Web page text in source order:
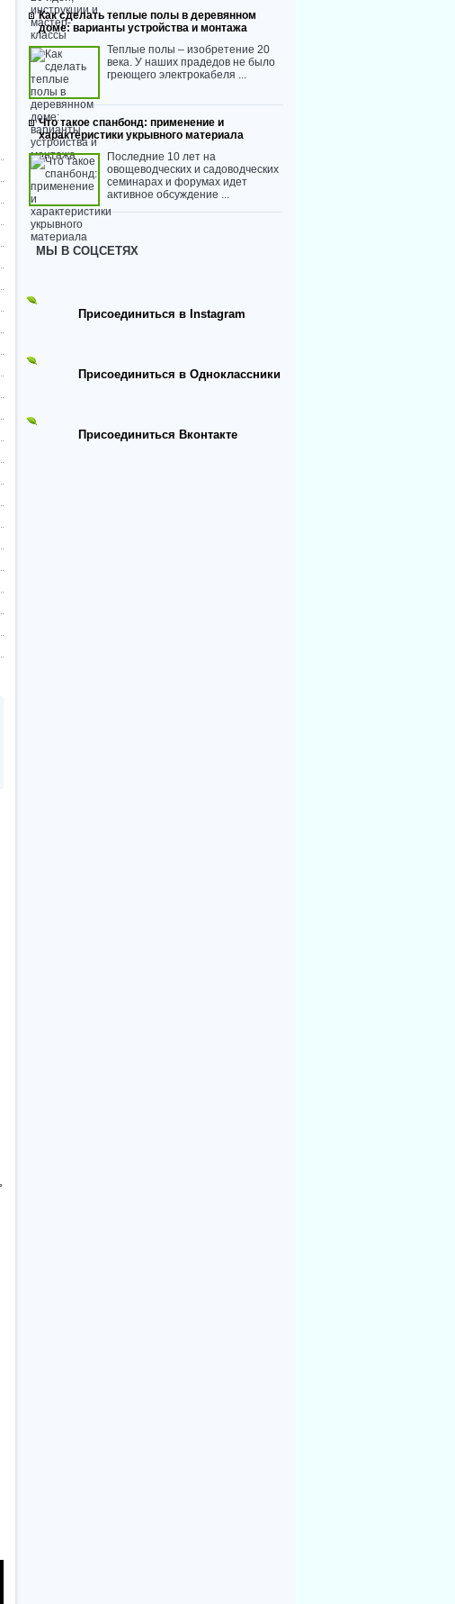
Как сделать теплые полы в деревянном
доме: варианты устройства и монтажа
Теплые полы – изобретение 20
века. У наших прадедов не было
греющего электрокабеля ...
Что такое спанбонд: применение и
характеристики укрывного материала
Последние 10 лет на
овощеводческих и садоводческих
семинарах и форумах идет
активное обсуждение ...
МЫ В СОЦСЕТЯХ
Присоединиться в Instagram
Присоединиться в Одноклассники
Присоединиться Вконтакте